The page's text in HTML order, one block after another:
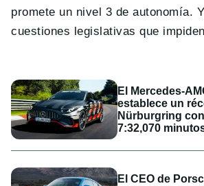
promete un nivel 3 de autonomía.
cuestiones legislativas que
El Mercedes-
establece un
Nürburgring
7:32,070
El CEO de